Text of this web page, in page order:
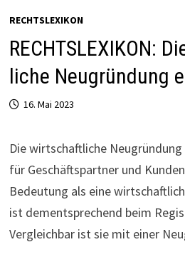
RECHTSLEXIKON
RECHTSLEXIKON:
liche Neu­grün­dung
16. Mai 2023
Die wirt­schaft­liche
für Geschäftspartner und
Bedeutung als eine
ist dementsprechend beim
Vergleichbar ist sie mit einer